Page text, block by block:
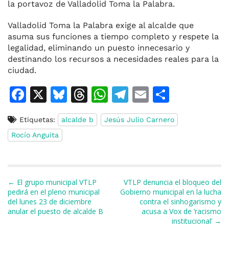
la portavoz de Valladolid Toma la Palabra.
Valladolid Toma la Palabra exige al alcalde que
asuma sus funciones a tiempo completo y respete la
legalidad, eliminando un puesto innecesario y
destinando los recursos a necesidades reales para la
ciudad.
F
c
e
o
o
k
X
Bl
u
e
y
T
h
re
s
W
h
at
T
el
e
m
E
m
ai
o
m
ti
r
Etiquetas: alcalde b
Jesús Julio Carnero
Rocío Anguita
Navegación de entradas
← El grupo municipal VTLP
pedirá en el pleno municipal
del lunes 23 de diciembre
anular el puesto de alcalde B
VTLP denuncia el bloqueo del
Gobierno municipal en la lucha
contra el sinhogarismo y
acusa a Vox de ‘racismo
institucional’ →